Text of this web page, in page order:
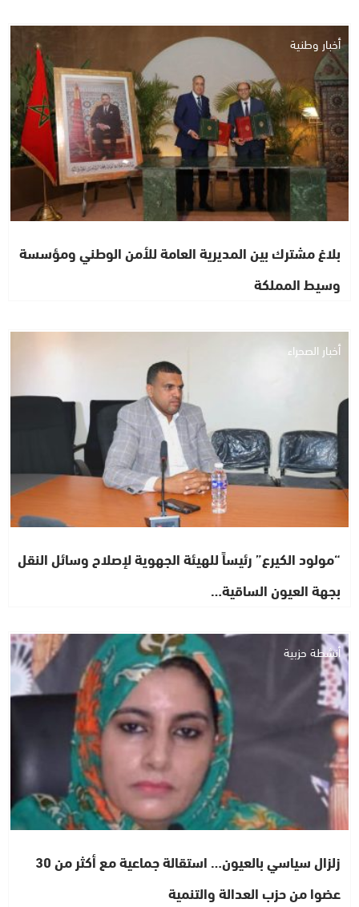
أخبار وطنية
بلاغ مشترك بين المديرية العامة للأمن الوطني ومؤسسة
وسيط المملكة
أخبار الصحراء
“مولود الكيرع” رئيساً للهيئة الجهوية لإصلاح وسائل النقل
بجهة العيون الساقية…
أنشطة حزبية
زلزال سياسي بالعيون… استقالة جماعية مع أكثر من 30
عضوا من حزب العدالة والتنمية